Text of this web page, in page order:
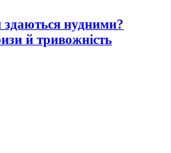
нудними?
й тривожність